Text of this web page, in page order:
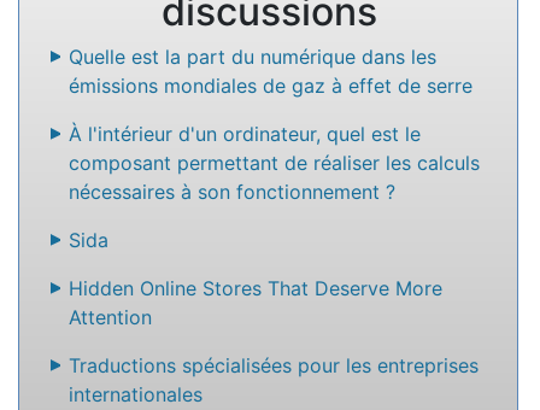
discussions
Quelle est la part du numérique dans les
émissions mondiales de gaz à effet de serre
À l'intérieur d'un ordinateur, quel est le
composant permettant de réaliser les calculs
nécessaires à son fonctionnement ?
Sida
Hidden Online Stores That Deserve More
Attention
Traductions spécialisées pour les entreprises
internationales